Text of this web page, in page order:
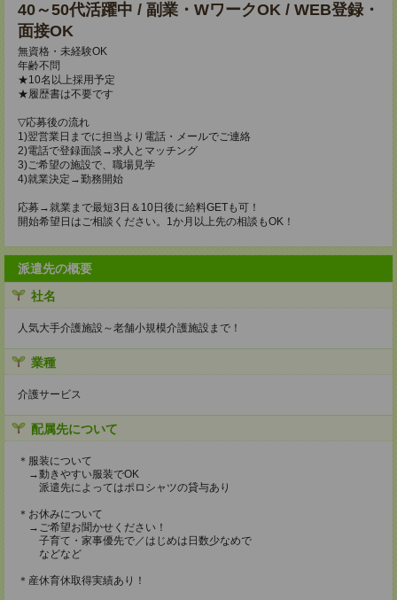
40～50代活躍中 / 副業・WワークOK / WEB登録・
面接OK
無資格・未経験OK
年齢不問
★10名以上採用予定
★履歴書は不要です
▽応募後の流れ
1)翌営業日までに担当より電話・メールでご連絡
2)電話で登録面談→求人とマッチング
3)ご希望の施設で、職場見学
4)就業決定→勤務開始
応募→就業まで最短3日＆10日後に給料GETも可！
開始希望日はご相談ください。1か月以上先の相談もOK！
派遣先の概要
社名
人気大手介護施設～老舗小規模介護施設まで！
業種
介護サービス
配属先について
＊服装について
→動きやすい服装でOK
派遣先によってはポロシャツの貸与あり
＊お休みについて
→ご希望お聞かせください！
子育て・家事優先で／はじめは日数少なめで
などなど
＊産休育休取得実績あり！